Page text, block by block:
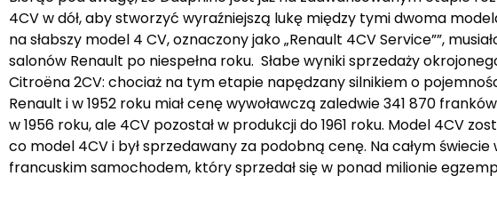
4CV w dół, aby stworzyć wyraźniejszą lukę między tymi dwoma
na słabszy model 4 CV, oznaczony jako „Renault 4CV Service””,
salonów Renault po niespełna roku. Słabe wyniki sprzedaży
Citroëna 2CV: chociaż na tym etapie napędzany silnikiem o
Renault i w 1952 roku miał cenę wywoławczą zaledwie 341 870
w 1956 roku, ale 4CV pozostał w produkcji do 1961 roku. Model 4CV
co model 4CV i był sprzedawany za podobną cenę. Na całym
francuskim samochodem, który sprzedał się w ponad milionie